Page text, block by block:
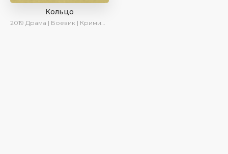
Кольцо
2019 Драма | Боевик | Криминал